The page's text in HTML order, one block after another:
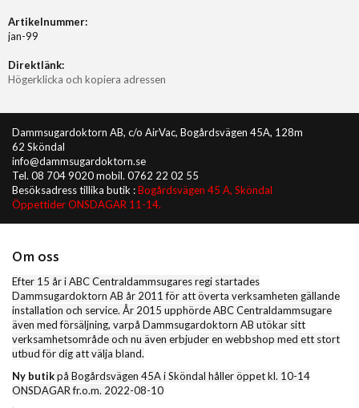
Artikelnummer:
jan-99
Direktlänk:
Högerklicka och kopiera adressen
Dammsugardoktorn AB, c/o AirVac, Bogårdsvägen 45A, 128m
62 Sköndal
info@dammsugardoktorn.se
Tel. 08 704 9020 mobil. 0762 22 02 55
Besöksadress tillika butik :Bogårdsvägen 45 A, Sköndal
Öppettider ONSDAGAR 11-14.
Om oss
Efter 15 år i ABC Centraldammsugares regi startades
Dammsugardoktorn AB år 2011 för att överta verksamheten gällande
installation och service. År 2015 upphörde ABC Centraldammsugare
även med försäljning, varpå Dammsugardoktorn AB utökar sitt
verksamhetsområde och nu även erbjuder en webbshop med ett stort
utbud för dig att välja bland.
Ny butikpå Bogårdsvägen 45A i Sköndal håller öppet kl. 10-14
ONSDAGAR fr.o.m. 2022-08-10